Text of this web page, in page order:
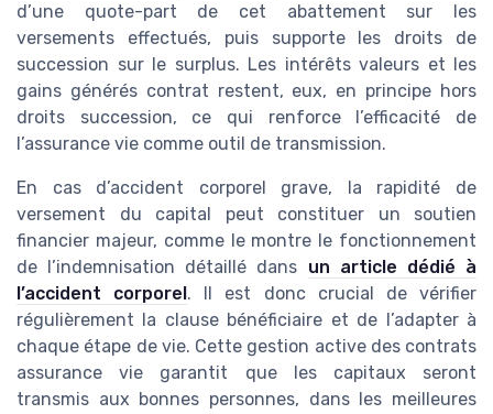
d’une quote-part de cet abattement sur les
versements effectués, puis supporte les droits de
succession sur le surplus. Les intérêts valeurs et les
gains générés contrat restent, eux, en principe hors
droits succession, ce qui renforce l’efficacité de
l’assurance vie comme outil de transmission.
En cas d’accident corporel grave, la rapidité de
versement du capital peut constituer un soutien
financier majeur, comme le montre le fonctionnement
de l’indemnisation détaillé dans un article dédié à
l’accident corporel . Il est donc crucial de vérifier
régulièrement la clause bénéficiaire et de l’adapter à
chaque étape de vie. Cette gestion active des contrats
assurance vie garantit que les capitaux seront
transmis aux bonnes personnes, dans les meilleures